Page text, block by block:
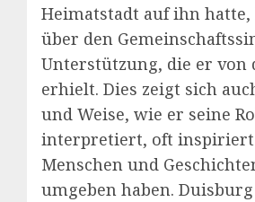
Heimatstadt auf ihn hatte,
über den
Unterstützung, die er von
erhielt. Dies zeigt sich
und Weise, wie er seine
interpretiert, oft inspiriert
Menschen und
umgeben haben.